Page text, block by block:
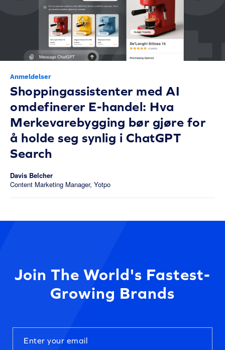
Anmeldelser
Shoppingassistenter med AI
omdefinerer E-handel: Hva
Merkevarebygging bør gjøre for
å holde seg synlig i ChatGPT
Search
Davis Belcher
Content Marketing Manager, Yotpo
Join The World's Fastest-
Growing Brands